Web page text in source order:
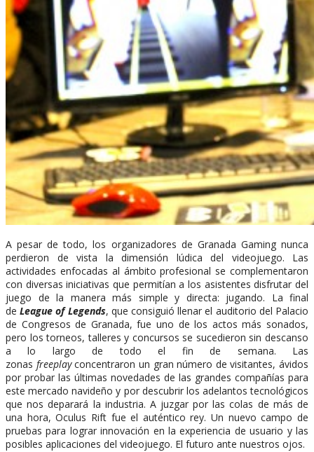
A pesar de todo, los organizadores de Granada Gaming nunca
perdieron de vista la dimensión lúdica del videojuego. Las
actividades enfocadas al ámbito profesional se complementaron
con diversas iniciativas que permitían a los asistentes disfrutar del
juego de la manera más simple y directa: jugando. La final
de League of Legends, que consiguió llenar el auditorio del Palacio
de Congresos de Granada, fue uno de los actos más sonados,
pero los torneos, talleres y concursos se sucedieron sin descanso
a lo largo de todo el fin de semana. Las
zonas freeplay concentraron un gran número de visitantes, ávidos
por probar las últimas novedades de las grandes compañías para
este mercado navideño y por descubrir los adelantos tecnológicos
que nos deparará la industria. A juzgar por las colas de más de
una hora, Oculus Rift fue el auténtico rey. Un nuevo campo de
pruebas para lograr innovación en la experiencia de usuario y las
posibles aplicaciones del videojuego. El futuro ante nuestros ojos.